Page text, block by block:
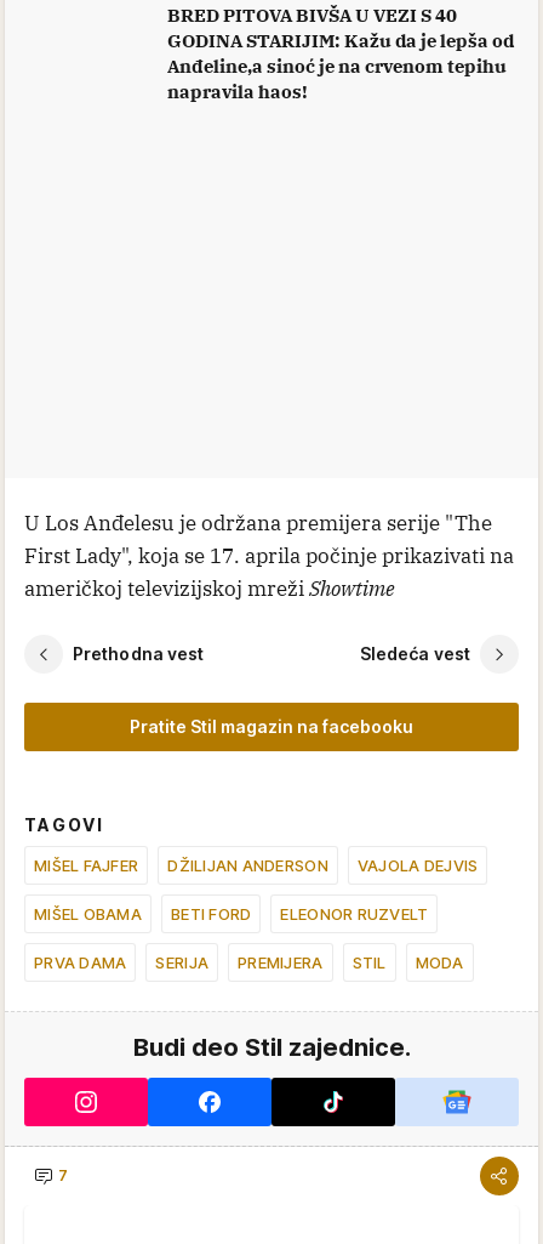
BRED PITOVA BIVŠA U VEZI S 40
GODINA STARIJIM: Kažu da je lepša od
Anđeline,a sinoć je na crvenom tepihu
napravila haos!
U Los Anđelesu je održana premijera serije "The
First Lady", koja se 17. aprila počinje prikazivati na
američkoj televizijskoj mrežiShowtime
Prethodna vest Sledeća vest
Pratite Stil magazin na facebooku
TAGOVI
MIŠEL FAJFER DŽILIJAN ANDERSON VAJOLA DEJVIS
MIŠEL OBAMA BETI FORD ELEONOR RUZVELT
PRVA DAMA SERIJA PREMIJERA STIL MODA
Budi deo Stil zajednice.
7